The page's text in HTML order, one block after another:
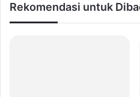
Rekomendasi untuk